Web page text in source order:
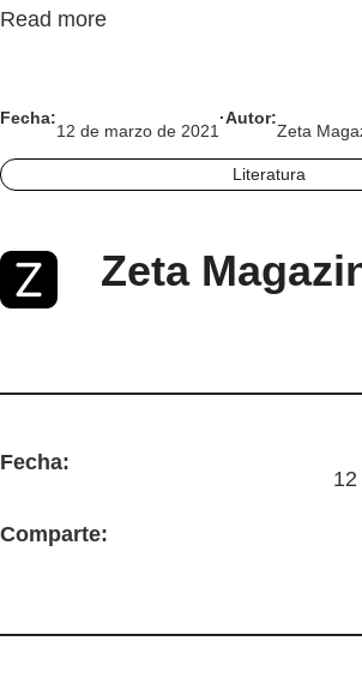
Read more
Fecha:
12 de marzo de 2021
·Autor:
Zeta
Literatura
Zeta
Fecha:
Comparte: